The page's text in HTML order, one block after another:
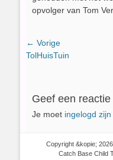
opvolger van Tom
Bericht
navigatie
← Vorige
Vorig
TolHuisTuin
Geef een reactie
Je moet ingelogd
Copyright &kopie; 2026
Catch Base Child